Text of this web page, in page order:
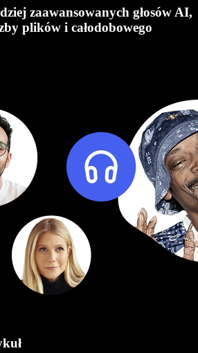
zaawansowanych głosów AI,
plików i całodobowego